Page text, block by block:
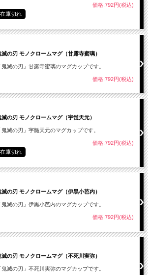
価格:792円(税込)
在庫切れ
滅の刃 モノクロームマグ（甘露寺蜜璃）
鬼滅の刃」甘露寺蜜璃のマグカップです。
価格:792円(税込)
滅の刃 モノクロームマグ（宇髄天元）
鬼滅の刃」宇髄天元のマグカップです。
価格:792円(税込)
在庫切れ
滅の刃 モノクロームマグ（伊黒小芭内）
鬼滅の刃」伊黒小芭内のマグカップです。
価格:792円(税込)
滅の刃 モノクロームマグ（不死川実弥）
鬼滅の刃」不死川実弥のマグカップです。